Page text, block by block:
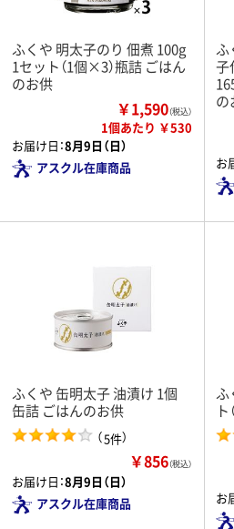
ふくや 明太子のり 佃煮 100g
1セット（1個×3）瓶詰 ごはん
のお供
￥1,590（税込）
1個あたり ￥530
お届け日：8月9日（日）
アスクル在庫商品
ふ
子
の
お
ふくや 缶明太子 油漬け 1個
缶詰 ごはんのお供
（5件）
￥856（税込）
お届け日：8月9日（日）
アスクル在庫商品
ふ
お